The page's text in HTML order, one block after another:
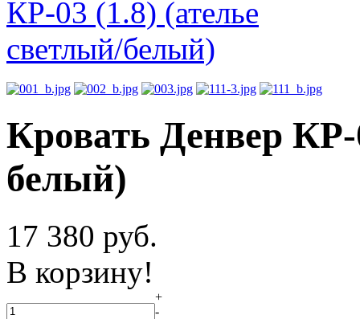
Кровать Денвер КР-
белый)
17 380 руб.
В корзину!
+
-